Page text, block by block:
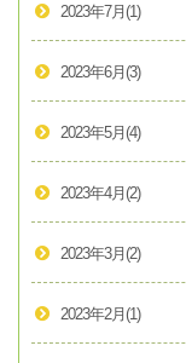
2023年7月 (1)
2023年6月 (3)
2023年5月 (4)
2023年4月 (2)
2023年3月 (2)
2023年2月 (1)